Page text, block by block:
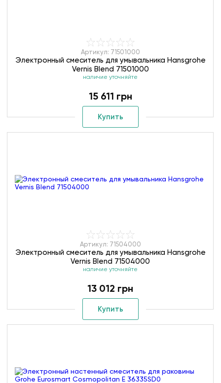
Артикул: 71501000
Электронный смеситель для умывальника Hansgrohe
Vernis Blend 71501000
наличие уточняйте
15 611 грн
Купить
Артикул: 71504000
Электронный смеситель для умывальника Hansgrohe
Vernis Blend 71504000
наличие уточняйте
13 012 грн
Купить